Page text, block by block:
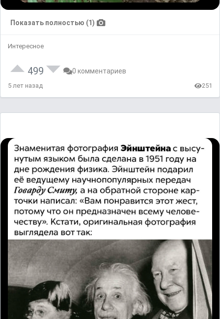
Показать полностью (1)
Интересное
499 0 комментариев
5 лет назад 251